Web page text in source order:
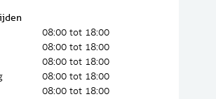
08:00 tot 18:00
08:00 tot 18:00
08:00 tot 18:00
08:00 tot 18:00
08:00 tot 18:00